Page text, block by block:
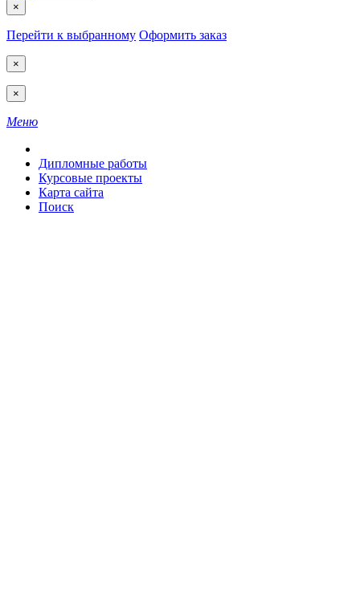
×
Перейти к выбранному Оформить заказ
×
×
Меню
Дипломные работы
Курсовые проекты
Карта сайта
Поиск